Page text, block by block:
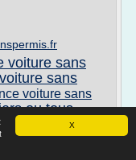
X
voiture sans
sans
voiture sans
ou tous
sans